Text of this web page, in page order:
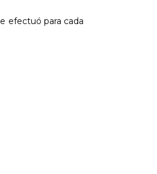
efectuó para cada